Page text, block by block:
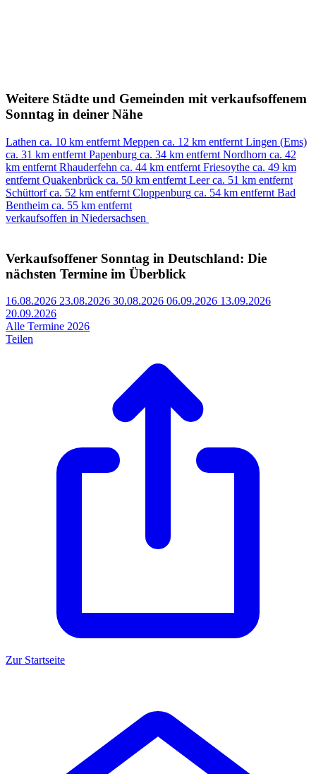
Weitere Städte und Gemeinden mit verkaufsoffenem
Sonntag in deiner Nähe
Lathen ca. 10 km entfernt Meppen ca. 12 km entfernt Lingen (Ems)
ca. 31 km entfernt Papenburg ca. 34 km entfernt Nordhorn ca. 42
km entfernt Rhauderfehn ca. 44 km entfernt Friesoythe ca. 49 km
entfernt Quakenbrück ca. 50 km entfernt Leer ca. 51 km entfernt
Schüttorf ca. 52 km entfernt Cloppenburg ca. 54 km entfernt Bad
Bentheim ca. 55 km entfernt
verkaufsoffen in Niedersachsen
Verkaufsoffener Sonntag in Deutschland: Die
nächsten Termine im Überblick
16.08.2026 23.08.2026 30.08.2026 06.09.2026 13.09.2026
20.09.2026
Alle Termine 2026
Teilen
Zur Startseite